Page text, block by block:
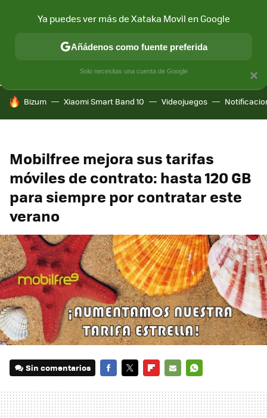
CONECTIVIDAD MÓVIL Y SOCIEDAD APLICACIONES
HOY SE HABLA DE
Bizum Xiaomi Smart Band 10 Videojuegos
Mobilfree mejora sus tarifas
móviles de contrato: hasta 120 GB
para siempre por contratar este
verano
Sin comentarios
MAIL
×
Ya puedes ver más de Xataka Movil en Google
Añádenos como fuente preferida
Solo necesitas una cuenta de Google